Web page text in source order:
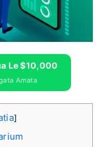
Le $10,000
Amata
]